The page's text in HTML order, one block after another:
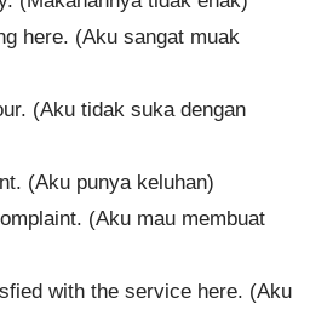
here. (Aku sangat muak
(Aku tidak suka dengan
(Aku punya keluhan)
(Aku mau membuat
with the service here. (Aku